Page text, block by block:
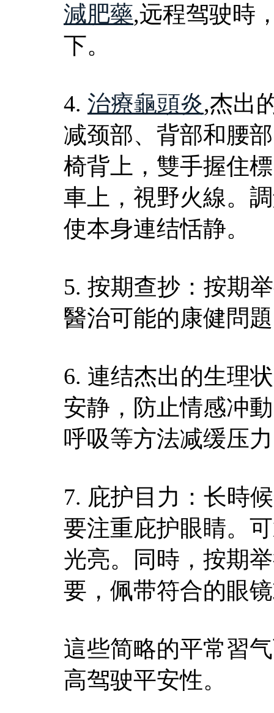
減肥藥,远程驾驶時
下。
4. 治療龜頭炎,杰出
减颈部、背部和腰
椅背上，雙手握住
車上，視野火線。
使本身連结恬静。
5. 按期查抄：按期
醫治可能的康健問
6. 連结杰出的生理
安静，防止情感冲
呼吸等方法减缓压
7. 庇护目力：长時
要注重庇护眼睛。
光亮。同時，按期
要，佩带符合的眼
這些简略的平常習
高驾驶平安性。